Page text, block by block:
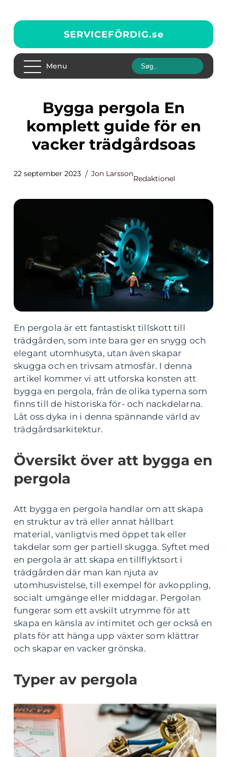
SERVICEFÖRDIG.se
Menu
Bygga pergola En
komplett guide för en
vacker trädgårdsoas
22 september 2023 Jon Larsson
Redaktionel
En pergola är ett fantastiskt tillskott till
trädgården, som inte bara ger en snygg och
elegant utomhusyta, utan även skapar
skugga och en trivsam atmosfär. I denna
artikel kommer vi att utforska konsten att
bygga en pergola, från de olika typerna som
finns till de historiska för- och nackdelarna.
Låt oss dyka in i denna spännande värld av
trädgårdsarkitektur.
Översikt över att bygga en
pergola
Att bygga en pergola handlar om att skapa
en struktur av trä eller annat hållbart
material, vanligtvis med öppet tak eller
takdelar som ger partiell skugga. Syftet med
en pergola är att skapa en tillflyktsort i
trädgården där man kan njuta av
utomhusvistelse, till exempel för avkoppling,
socialt umgänge eller middagar. Pergolan
fungerar som ett avskilt utrymme för att
skapa en känsla av intimitet och ger också en
plats för att hänga upp växter som klättrar
och skapar en vacker grönska.
Typer av pergola